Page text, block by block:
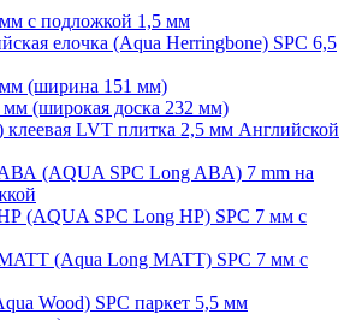
c подложкой 1,5 мм
елочка (Aqua Herringbone) SPC 6,5
(ширина 151 мм)
(широкая доска 232 мм)
LVT плитка 2,5 мм Английской
(AQUA SPC Long ABA) 7 mm на
(AQUA SPC Long HP) SPC 7 мм с
(Aqua Long MATT) SPC 7 мм с
Wood) SPC паркет 5,5 мм